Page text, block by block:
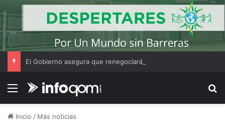
Menú
Inicio / Más noticias